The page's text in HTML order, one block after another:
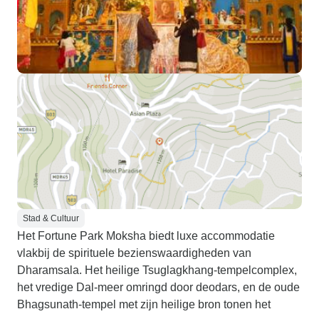
Stad & Cultuur
Het Fortune Park Moksha biedt luxe accommodatie
vlakbij de spirituele bezienswaardigheden van
Dharamsala. Het heilige Tsuglagkhang-tempelcomplex,
het vredige Dal-meer omringd door deodars, en de oude
Bhagsunath-tempel met zijn heilige bron tonen het